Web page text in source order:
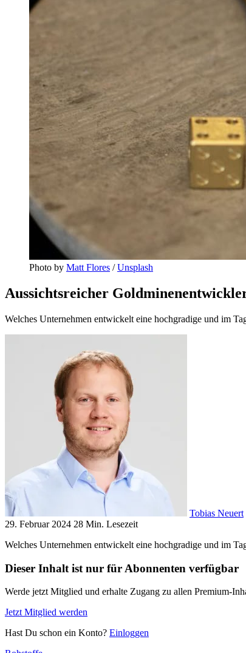
Photo by Matt Flores / Unsplash
Aussichtsreicher
Welches Unternehmen entwickelt eine hochgradige und im
Tobias Neuert
29. Februar 2024 28 Min. Lesezeit
Welches Unternehmen entwickelt eine hochgradige und im
Dieser Inhalt ist nur für Abonnenten verfügbar
Werde jetzt Mitglied und erhalte Zugang zu allen Premium-
Jetzt Mitglied werden
Hast Du schon ein Konto? Einloggen